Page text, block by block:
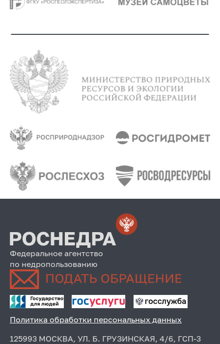
Федеральное агентство
по недропользованию
Политика обработки персональных данных
125993 МОСКВА, УЛ. Б. ГРУЗИНСКАЯ, 4/6, ГСП-3